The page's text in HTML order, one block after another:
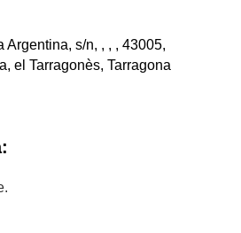
s/n, , , , 43005,
el Tarragonès, Tarragona